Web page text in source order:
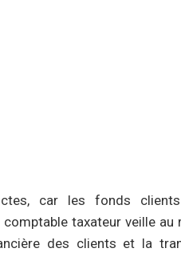
car les fonds
taxateur veille au
des clients et la